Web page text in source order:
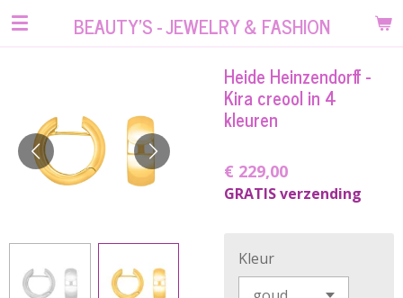
Ga
BEAUTY'S - JEWELRY & FASHION
Heide Heinzendorff -
Kira creool in 4
kleuren
€ 229,00
GRATIS verzending
Kleur